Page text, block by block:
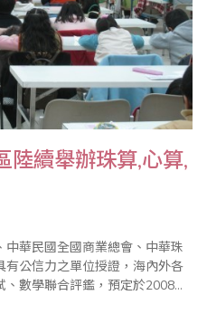
續舉辦珠算,心算,
華民國全國商業總會、中華珠
公信力之單位授證，海內外各
數學聯合評鑑，預定於2008年